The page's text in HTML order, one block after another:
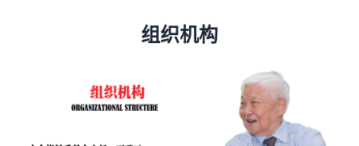
组织机构